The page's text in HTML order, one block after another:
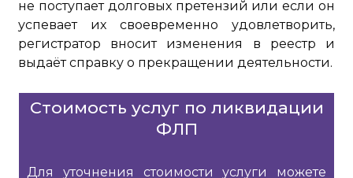
не поступает долговых претензий или если он
успевает их своевременно удовлетворить,
регистратор вносит изменения в реестр и
выдаёт справку о прекращении деятельности.
Стоимость услуг по ликвидации
ФЛП
Для уточнения стоимости услуги можете